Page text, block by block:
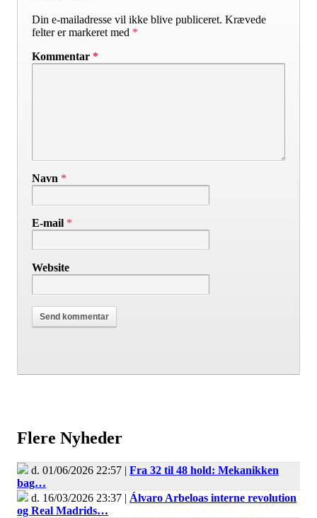
Din e-mailadresse vil ikke blive publiceret. Krævede
felter er markeret med *
Kommentar *
Navn *
E-mail *
Website
Flere Nyheder
d. 01/06/2026 22:57 | Fra 32 til 48 hold: Mekanikken
bag…
d. 16/03/2026 23:37 | Álvaro Arbeloas interne revolution
og Real Madrids…